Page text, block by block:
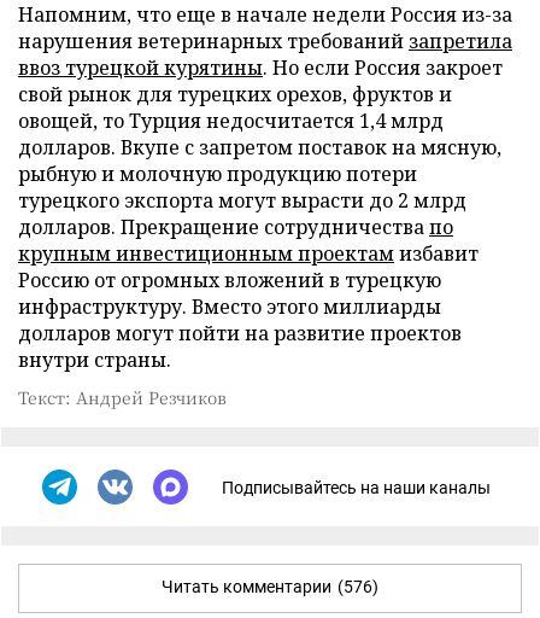
Напомним, что еще в начале недели Россия из-за
нарушения ветеринарных требований запретила
ввоз турецкой курятины. Но если Россия закроет
свой рынок для турецких орехов, фруктов и
овощей, то Турция недосчитается 1,4 млрд
долларов. Вкупе с запретом поставок на мясную,
рыбную и молочную продукцию потери
турецкого экспорта могут вырасти до 2 млрд
долларов. Прекращение сотрудничествапо
крупным инвестиционным проектамизбавит
Россию от огромных вложений в турецкую
инфраструктуру. Вместо этого миллиарды
долларов могут пойти на развитие проектов
внутри страны.
Текст: Андрей Резчиков
Подписывайтесь на наши каналы
Читать комментарии (576)